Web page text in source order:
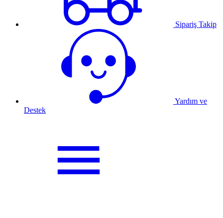
Sipariş Takip
Yardım ve
Destek